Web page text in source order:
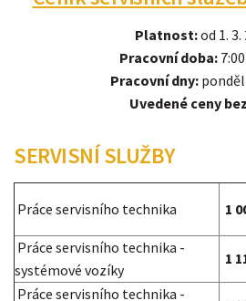
Platnost:od 1. 3.
Pracovní doba:7:00
Pracovní dny:
Uvedené ceny
SERVISNÍ SLUŽBY
Práce servisního technika 1
Práce servisního technika -
systémové vozíky
1
Práce servisního technika -